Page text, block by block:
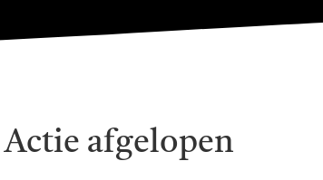
Actie afgelopen